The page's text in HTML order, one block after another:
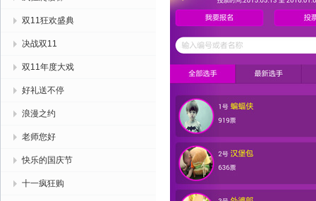
双11狂欢盛典
决战双11
双11年度大戏
好礼送不停
浪漫之约
老师您好
快乐的国庆节
十一疯狂购